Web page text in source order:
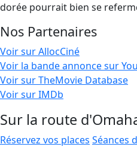
dorée pourrait bien se
Nos Partenaires
Voir sur AllocCiné
Voir la bande annonce sur
Voir sur TheMovie Database
Voir sur IMDb
Sur la route
Réservez vos places Séances